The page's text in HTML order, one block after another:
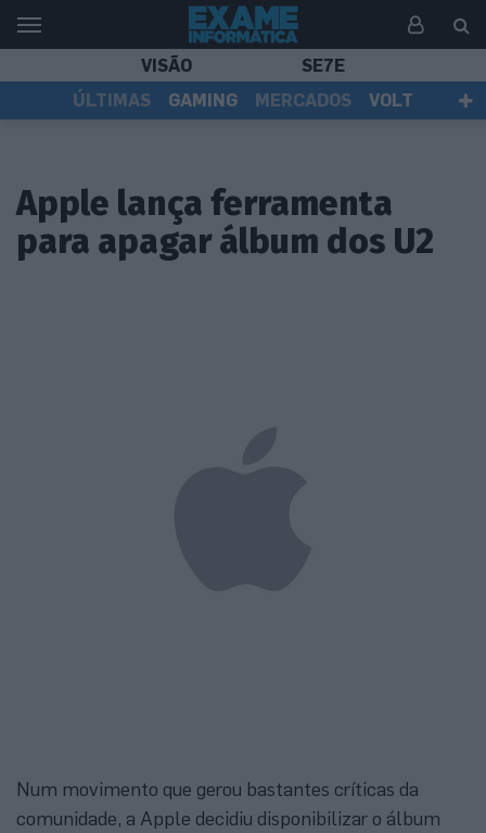
VISÃO
SE7E
ÚLTIMAS
GAMING MERCADOS
VOLT
Apple lança ferramenta
para apagar álbum dos U2
Num movimento que gerou bastantes críticas da
comunidade, a Apple decidiu disponibilizar o álbum